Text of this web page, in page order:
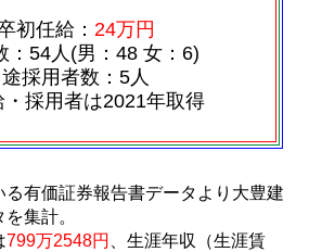
初任給： 24万円
：54人(男：48 女：6)
採用者数：5人
採用者は2021年取得
る有価証券報告書データより大豊建
集計。
799万2548円
、生涯年収（生涯賃